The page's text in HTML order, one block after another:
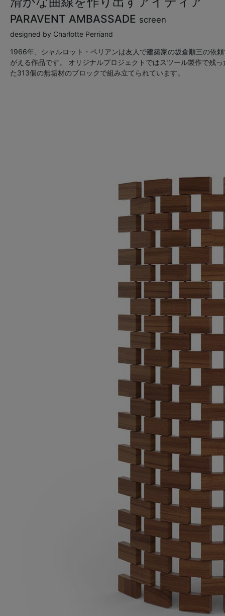
PARAVENT AMBASSADE screen
designed by Charlotte Perriand
1966年、シャルロット・ペリアンは友人で建築家の坂倉順三の依
がえる作品です。 オリジナルプロジェクトではスツール製作で残
た313個の無垢材のブロックで組み立てられています。